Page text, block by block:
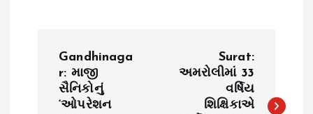
Gandhinaga
r: માજી
સૈનિકોનું
‘ઓપરેશન
Surat:
અમરોલીમાં 33
વર્ષિય
શિક્ષિકાએ